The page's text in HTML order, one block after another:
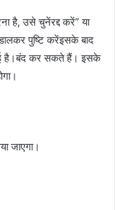
है, उसे चुनेंरद्द करें” या
पुष्टि करेंइसके बाद
है।बंद कर सकते हैं। इसके
जाएगा।